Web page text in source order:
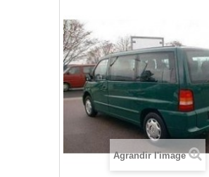
Agrandir l'image